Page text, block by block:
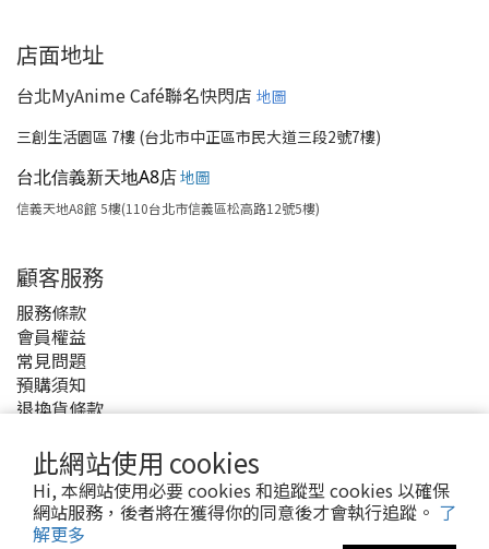
此網站使用 cookies
Hi, 本網站使用必要 cookies 和追蹤型 cookies 以確保
網站服務，後者將在獲得你的同意後才會執行追蹤。 了
解更多
店面地址
台北MyAnime Café聯名快閃店 地圖
三創生活園區 7樓 (台北市中正區市民大道三段2號7樓)
台北信義新天地A8店地圖
信義天地A8館 5樓(110台北市信義區松高路12號5樓)
顧客服務
服務條款
會員權益
常見問題
預購須知
退換貨條款